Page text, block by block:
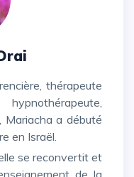
a débuté
en Israël.